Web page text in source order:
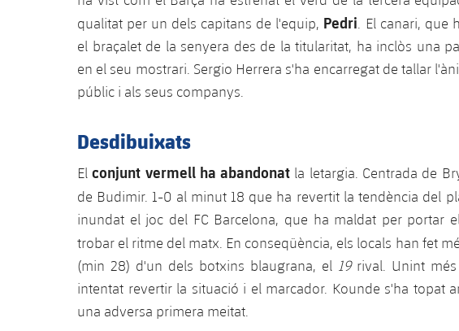
qualitat per un dels capitans de l'equip, Pedri. El canari, que
el braçalet de la senyera des de la titularitat, ha inclòs una
en el seu mostrari. Sergio Herrera s'ha encarregat de tallar
públic i als seus companys.
Desdibuixats
Elconjunt vermell ha abandonat la letargia. Centrada de
de Budimir. 1-0 al minut 18 que ha revertit la tendència del
inundat el joc del FC Barcelona, que ha maldat per portar
trobar el ritme del matx. En conseqüència, els locals han fet
(min 28) d'un dels botxins blaugrana, el 19 rival. Unint
intentat revertir la situació i el marcador. Kounde s'ha topat
una adversa primera meitat.